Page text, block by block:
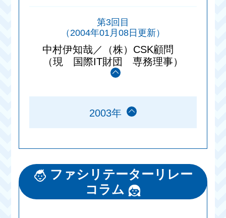
第3回目
（2004年01月08日更新）
中村伊知哉／（株）CSK顧問
（現 国際IT財団 専務理事）
2003年
ファシリテーターリレー
コラム